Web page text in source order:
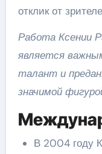
отклик от
Работа Ксении
является
талант и
значимой
В 2004 году